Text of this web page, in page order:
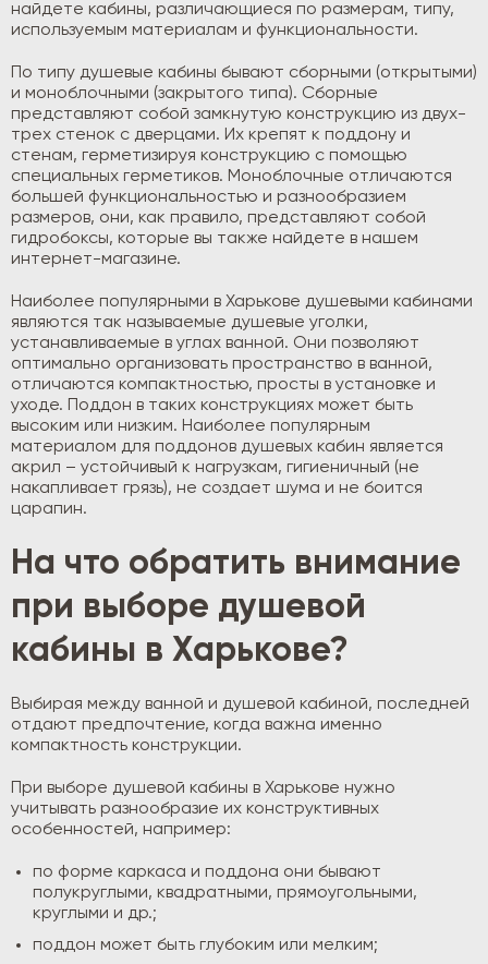
найдете кабины, различающиеся по размерам, типу,
используемым материалам и функциональности.
По типу душевые кабины бывают сборными (открытыми)
и моноблочными (закрытого типа). Сборные
представляют собой замкнутую конструкцию из двух-
трех стенок с дверцами. Их крепят к поддону и
стенам, герметизируя конструкцию с помощью
специальных герметиков. Моноблочные отличаются
большей функциональностью и разнообразием
размеров, они, как правило, представляют собой
гидробоксы, которые вы также найдете в нашем
интернет-магазине.
Наиболее популярными в Харькове душевыми кабинами
являются так называемые душевые уголки,
устанавливаемые в углах ванной. Они позволяют
оптимально организовать пространство в ванной,
отличаются компактностью, просты в установке и
уходе. Поддон в таких конструкциях может быть
высоким или низким. Наиболее популярным
материалом для поддонов душевых кабин является
акрил – устойчивый к нагрузкам, гигиеничный (не
накапливает грязь), не создает шума и не боится
царапин.
На что обратить внимание
при выборе душевой
кабины в Харькове?
Выбирая между ванной и душевой кабиной, последней
отдают предпочтение, когда важна именно
компактность конструкции.
При выборе душевой кабины в Харькове нужно
учитывать разнообразие их конструктивных
особенностей, например:
по форме каркаса и поддона они бывают
полукруглыми, квадратными, прямоугольными,
круглыми и др.;
поддон может быть глубоким или мелким;